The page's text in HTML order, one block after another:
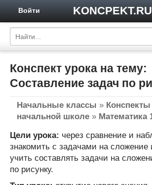
KONCPEKT.RU
Войти
Конспект урока на тему:
Составление задач по
Начальные классы »
начальной школе » Математика
Цели урока: через сравнение и
знакомить с задачами на сложение
учить составлять задачи на
по рисунку.